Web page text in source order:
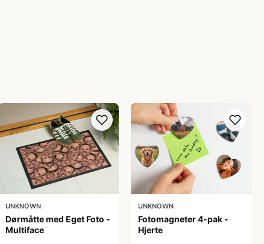
UNKNOWN
Dørmåtte med Eget Foto -
Multiface
UNKNOWN
Fotomagneter 4-pak -
Hjerte